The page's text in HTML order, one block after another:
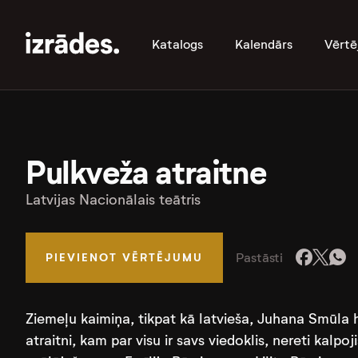
Katalogs Kalendārs
Pulkveža atraitne
Latvijas Nacionālais teātris
PIEVIENOT VĒRTĒJUMU Pastāsti
Ziemeļu kaimiņa, tikpat kā latvieša, Juhana
atraitni, kam par visu ir savs viedoklis, nereti